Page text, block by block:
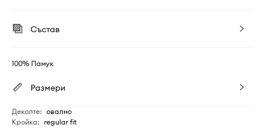
Състав
100% Памук
Размери
Деколте: овално
Кройка: regular fit